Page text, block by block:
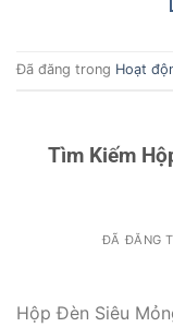
Đã đăng trong Hoạt
Tìm Kiếm
ĐÃ ĐĂNG
Hộp Đèn Siêu